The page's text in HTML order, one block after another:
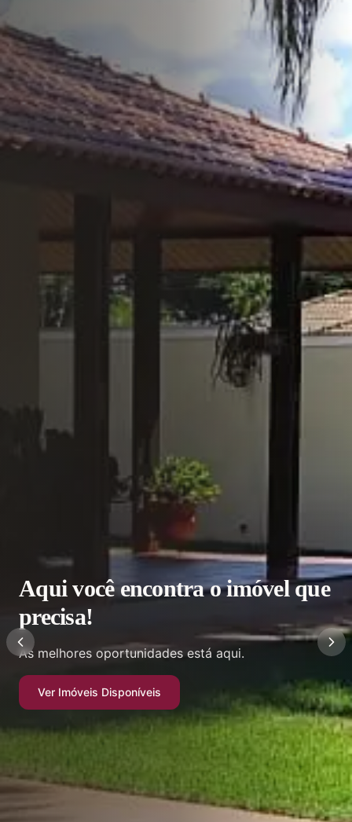
Casa em Condomínio
Essa casa vai te surpreender.
Ver Imóveis Disponíveis